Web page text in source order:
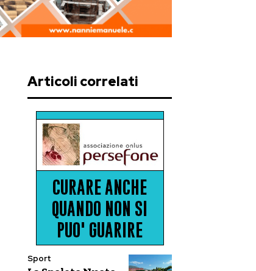
Articoli correlati
Sport